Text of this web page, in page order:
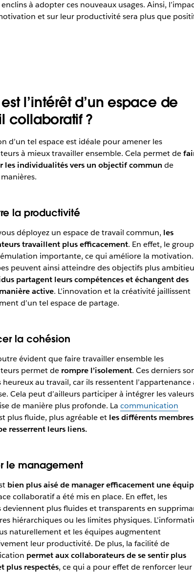
à adopter ces nouveaux usages. Ainsi,
et sur leur productivité sera plus que
l’intérêt d’un espace de
collaboratif ?
d’un tel espace est idéale pour amener les
à mieux travailler ensemble. Cela permet de
les individualités vers un objectif commun de
la productivité
déployez un espace de travail commun, les
travaillent plus efficacement. En effet, le
importante, ce qui améliore la motivation.
peuvent ainsi atteindre des objectifs plus
partagent leurs compétences et échangent des
active. L’innovation et la créativité jaillissent
d’un tel espace de partage.
la cohésion
évident que faire travailler ensemble les
permet derompre l’isolement. Ces derniers
heureux au travail, car ils ressentent l’appartenance
Cela peut d’ailleurs participer à intégrer les valeurs
de manière plus profonde. La communication
plus fluide, plus agréable etles différents membres
resserrent leurs liens.
le management
bien plus aisé de manager efficacement une
collaboratif a été mis en place. En effet, les
deviennent plus fluides et transparents en
hiérarchiques ou les limites physiques.
naturellement et les équipes augmentent
leur productivité. De plus, la facilité de
permet aux collaborateurs de se sentir plus
plus respectés, ce qui a pour effet de renforcer leur